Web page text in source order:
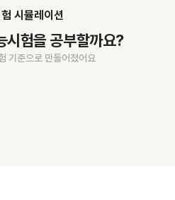
시뮬레이션
시험을 공부할까요?
기준으로 만들어졌어요